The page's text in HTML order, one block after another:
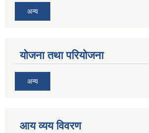
अन्य
योजना तथा परियोजना
अन्य
आय व्यय विवरण